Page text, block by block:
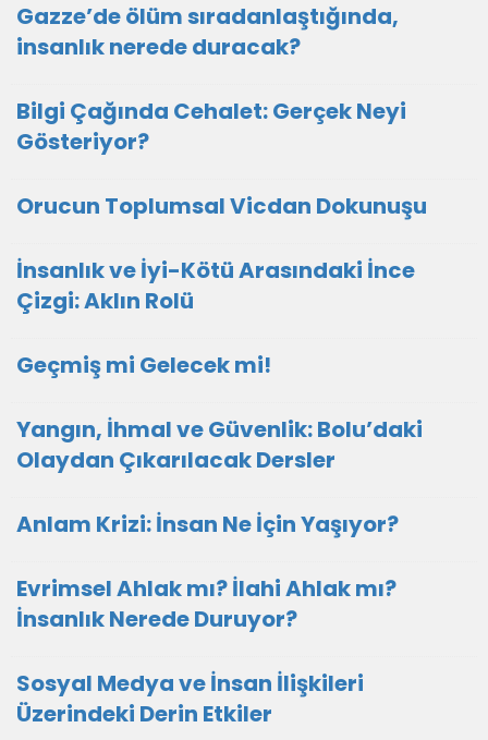
Gazze’de ölüm sıradanlaştığında,
insanlık nerede duracak?
Bilgi Çağında Cehalet: Gerçek Neyi
Gösteriyor?
Orucun Toplumsal Vicdan Dokunuşu
İnsanlık ve İyi-Kötü Arasındaki İnce
Çizgi: Aklın Rolü
Geçmiş mi Gelecek mi!
Yangın, İhmal ve Güvenlik: Bolu’daki
Olaydan Çıkarılacak Dersler
Anlam Krizi: İnsan Ne İçin Yaşıyor?
Evrimsel Ahlak mı? İlahi Ahlak mı?
İnsanlık Nerede Duruyor?
Sosyal Medya ve İnsan İlişkileri
Üzerindeki Derin Etkiler